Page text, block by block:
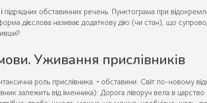
і підрядних обставинних речень. Пунктограма при
дієслова називає додаткову дію (чи стан), що
Уживання прислівників
роль прислівника: • обставини: Світ по-новому
залежить від іменника): Дорога ліворуч вела в